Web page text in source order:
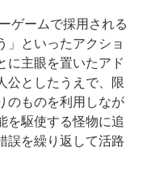
ゲームで採用される
」といったアクショ
に主眼を置いたアド
公としたうえで、限
のものを利用しなが
を駆使する怪物に追
誤を繰り返して活路